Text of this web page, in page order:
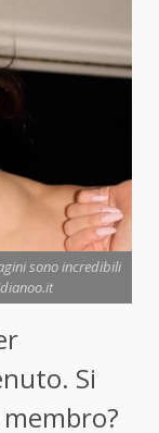
sono incredibili
Si